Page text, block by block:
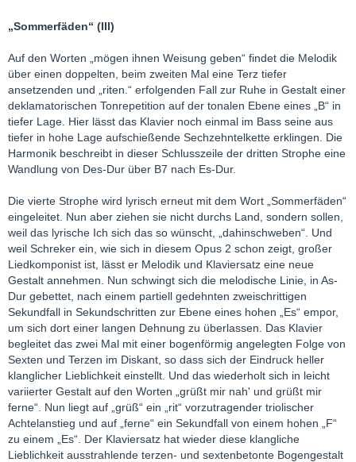
„Sommerfäden“ (III)
Auf den Worten „mögen ihnen Weisung geben“ findet die Melodik
über einen doppelten, beim zweiten Mal eine Terz tiefer
ansetzenden und „riten.“ erfolgenden Fall zur Ruhe in Gestalt einer
deklamatorischen Tonrepetition auf der tonalen Ebene eines „B“ in
tiefer Lage. Hier lässt das Klavier noch einmal im Bass seine aus
tiefer in hohe Lage aufschießende Sechzehntelkette erklingen. Die
Harmonik beschreibt in dieser Schlusszeile der dritten Strophe eine
Wandlung von Des-Dur über B7 nach Es-Dur.
Die vierte Strophe wird lyrisch erneut mit dem Wort „Sommerfäden“
eingeleitet. Nun aber ziehen sie nicht durchs Land, sondern sollen,
weil das lyrische Ich sich das so wünscht, „dahinschweben“. Und
weil Schreker ein, wie sich in diesem Opus 2 schon zeigt, großer
Liedkomponist ist, lässt er Melodik und Klaviersatz eine neue
Gestalt annehmen. Nun schwingt sich die melodische Linie, in As-
Dur gebettet, nach einem partiell gedehnten zweischrittigen
Sekundfall in Sekundschritten zur Ebene eines hohen „Es“ empor,
um sich dort einer langen Dehnung zu überlassen. Das Klavier
begleitet das zwei Mal mit einer bogenförmig angelegten Folge von
Sexten und Terzen im Diskant, so dass sich der Eindruck heller
klanglicher Lieblichkeit einstellt. Und das wiederholt sich in leicht
variierter Gestalt auf den Worten „grüßt mir nah' und grüßt mir
ferne“. Nun liegt auf „grüß“ ein „rit“ vorzutragender triolischer
Achtelanstieg und auf „ferne“ ein Sekundfall von einem hohen „F“
zu einem „Es“. Der Klaviersatz hat wieder diese klangliche
Lieblichkeit ausstrahlende terzen- und sextenbetonte Bogengestalt